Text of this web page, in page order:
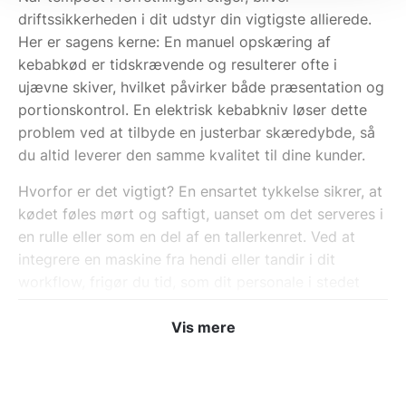
driftssikkerheden i dit udstyr din vigtigste allierede.
Her er sagens kerne: En manuel opskæring af
kebabkød er tidskrævende og resulterer ofte i
ujævne skiver, hvilket påvirker både præsentation og
portionskontrol. En elektrisk kebabkniv løser dette
problem ved at tilbyde en justerbar skæredybde, så
du altid leverer den samme kvalitet til dine kunder.
Hvorfor er det vigtigt? En ensartet tykkelse sikrer, at
kødet føles mørt og saftigt, uanset om det serveres i
en rulle eller som en del af en tallerkenret. Ved at
integrere en maskine fra hendi eller tandir i dit
grøntsmitter til pizzaria
Vis mere